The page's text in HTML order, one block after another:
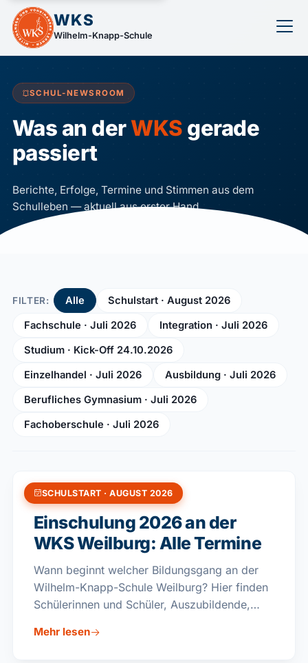
WKS
Wilhelm-Knapp-Schule
SCHUL-NEWSROOM
Was an derWKS gerade
passiert
Berichte, Erfolge, Termine und Stimmen aus dem
Schulleben — aktuell aus erster Hand.
FILTER: Alle
Schulstart · August 2026
Fachschule · Juli 2026
Integration · Juli 2026
Studium · Kick-Off 24.10.2026
Einzelhandel · Juli 2026
Ausbildung · Juli 2026
Berufliches Gymnasium · Juli 2026
Fachoberschule · Juli 2026
SCHULSTART · AUGUST 2026
04. AUGUST 2026
Einschulung 2026 an der
WKS Weilburg: Alle Termine
Wann beginnt welcher Bildungsgang an der
Wilhelm-Knapp-Schule Weilburg? Hier finden
Schülerinnen und Schüler, Auszubildende,
Einschulungstermine für das Schuljahr
Mehr lesen